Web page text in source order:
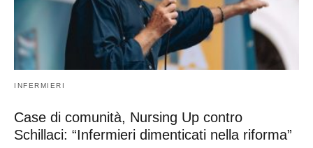
INFERMIERI
Case di comunità, Nursing Up contro
Schillaci: “Infermieri dimenticati nella riforma”